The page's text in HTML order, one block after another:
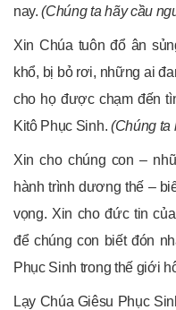
nay.(Chúng ta hãy cầu
Xin Chúa tuôn đổ ân
khổ, bị bỏ rơi, những ai
cho họ được chạm đến
Kitô Phục Sinh. (Chúng ta
Xin cho chúng con –
hành trình dương thế –
vọng. Xin cho đức tin
để chúng con biết đón
Phục Sinh trong thế giới
Lạy Chúa Giêsu Phục